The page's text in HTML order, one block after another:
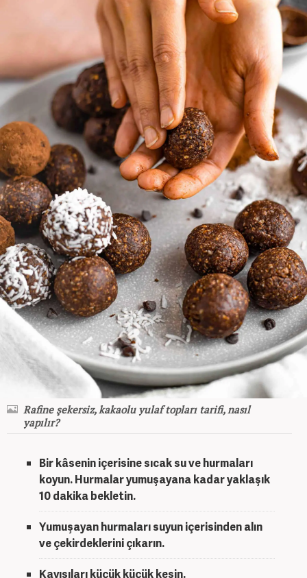
Rafine şekersiz, kakaolu yulaf topları tarifi, nasıl
yapılır?
Bir kâsenin içerisine sıcak su ve hurmaları
koyun. Hurmalar yumuşayana kadar yaklaşık
10 dakika bekletin.
Yumuşayan hurmaları suyun içerisinden alın
ve çekirdeklerini çıkarın.
Kayısıları küçük küçük kesin.